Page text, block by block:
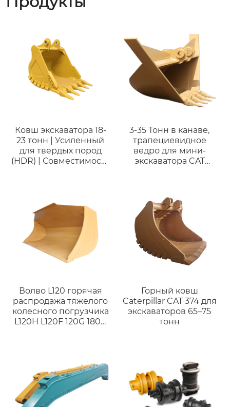
Ковш экскаватора 18-
23 тонн | Усиленный
для твердых пород
(HDR) | Совместимость
3-35 Тонн в канаве,
трапециевидное
ведро для мини-
экскаватора CAT
Волво L120 горячая
распродажа тяжелого
колесного погрузчика
L120H L120F 120G 180G
Горный ковш
Caterpillar CAT 374 для
экскаваторов 65–75
тонн